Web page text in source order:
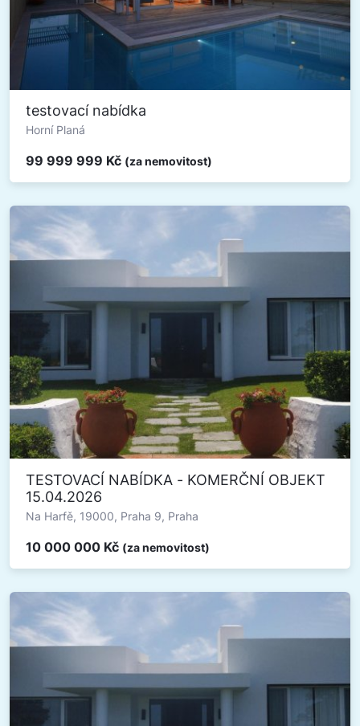
testovací nabídka
Horní Planá
99 999 999 Kč (za nemovitost)
TESTOVACÍ NABÍDKA - KOMERČNÍ OBJEKT
15.04.2026
Na Harfě, 19000, Praha 9, Praha
10 000 000 Kč (za nemovitost)